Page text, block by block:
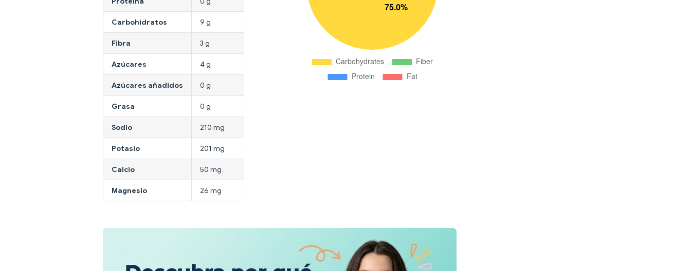
Carbohidratos 9 g
Fibra 3 g
Azúcares 4 g
Azúcares añadidos 0 g
Grasa 0 g
Sodio 210 mg
Potasio 201 mg
Calcio 50 mg
Magnesio 26 mg